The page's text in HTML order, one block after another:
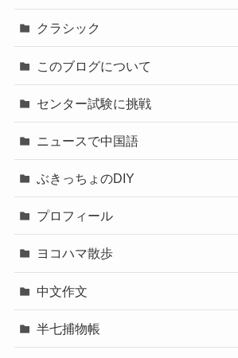
クラシック
このブログについて
センター試験に挑戦
ニュースで中国語
ぶきっちょのDIY
プロフィール
ヨコハマ散歩
中文作文
半七捕物帳